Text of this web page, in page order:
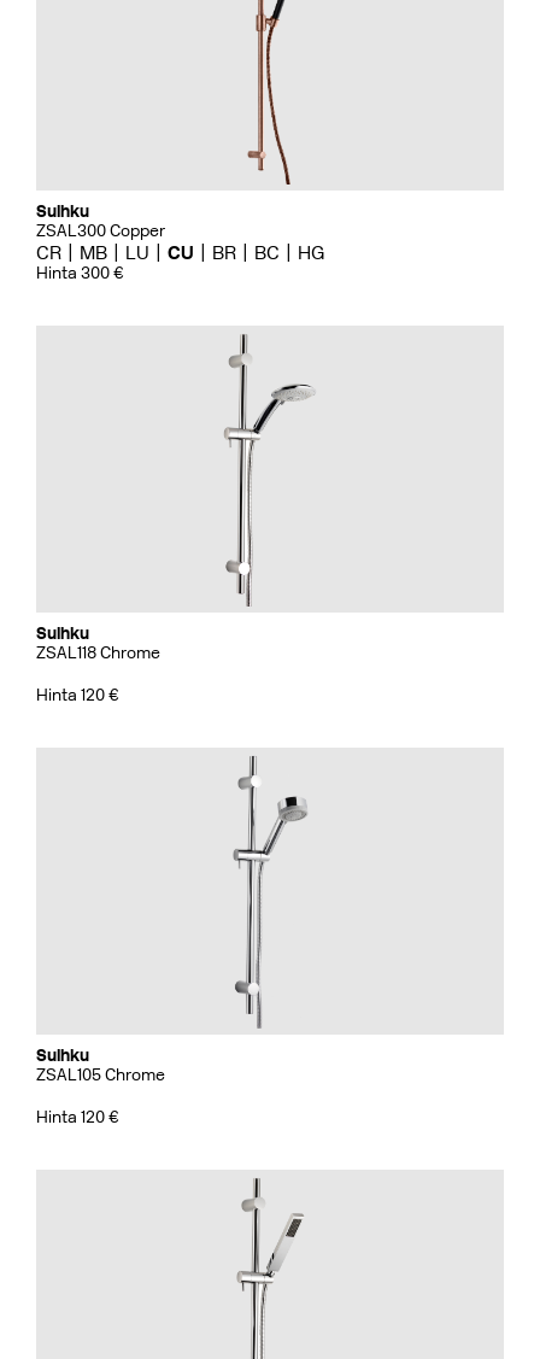
Suihku
ZSAL300 Copper
CR MB LU CU BR BC HG
Hinta 300 €
Suihku
ZSAL118 Chrome
Hinta 120 €
Suihku
ZSAL105 Chrome
Hinta 120 €